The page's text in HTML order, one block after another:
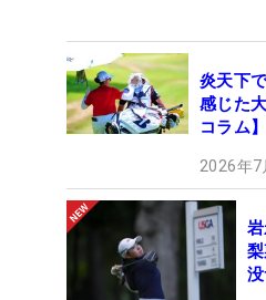
炎天下
感じた
コラム】
2026年7